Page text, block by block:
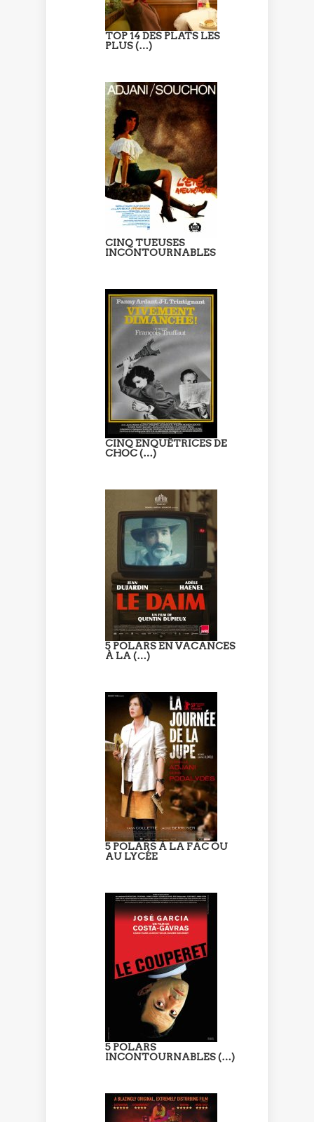
TOP 14 DES PLATS LES
PLUS (…)
CINQ TUEUSES
INCONTOURNABLES
CINQ ENQUÊTRICES DE
CHOC (…)
5 POLARS EN VACANCES
À LA (…)
5 POLARS À LA FAC OU
AU LYCÉE
5 POLARS
INCONTOURNABLES (…)